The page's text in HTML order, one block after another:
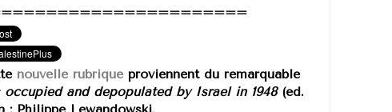
nouvelle rubriqueproviennent du remarquable
and depopulated by Israel in 1948 (ed.